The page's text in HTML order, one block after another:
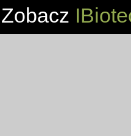
Zobacz